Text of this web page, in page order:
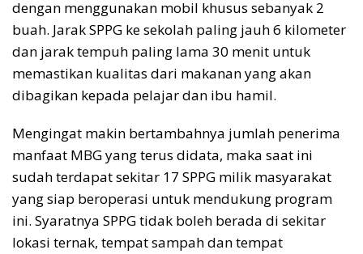
dengan menggunakan mobil khusus sebanyak 2
buah. Jarak SPPG ke sekolah paling jauh 6 kilometer
dan jarak tempuh paling lama 30 menit untuk
memastikan kualitas dari makanan yang akan
dibagikan kepada pelajar dan ibu hamil.
Mengingat makin bertambahnya jumlah penerima
manfaat MBG yang terus didata, maka saat ini
sudah terdapat sekitar 17 SPPG milik masyarakat
yang siap beroperasi untuk mendukung program
ini. Syaratnya SPPG tidak boleh berada di sekitar
lokasi ternak, tempat sampah dan tempat